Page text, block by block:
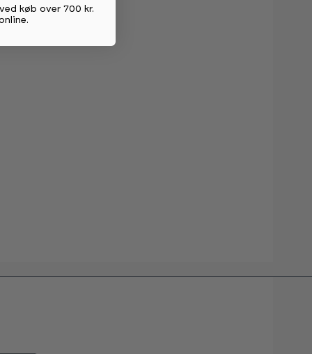
køb over 700 kr.
.